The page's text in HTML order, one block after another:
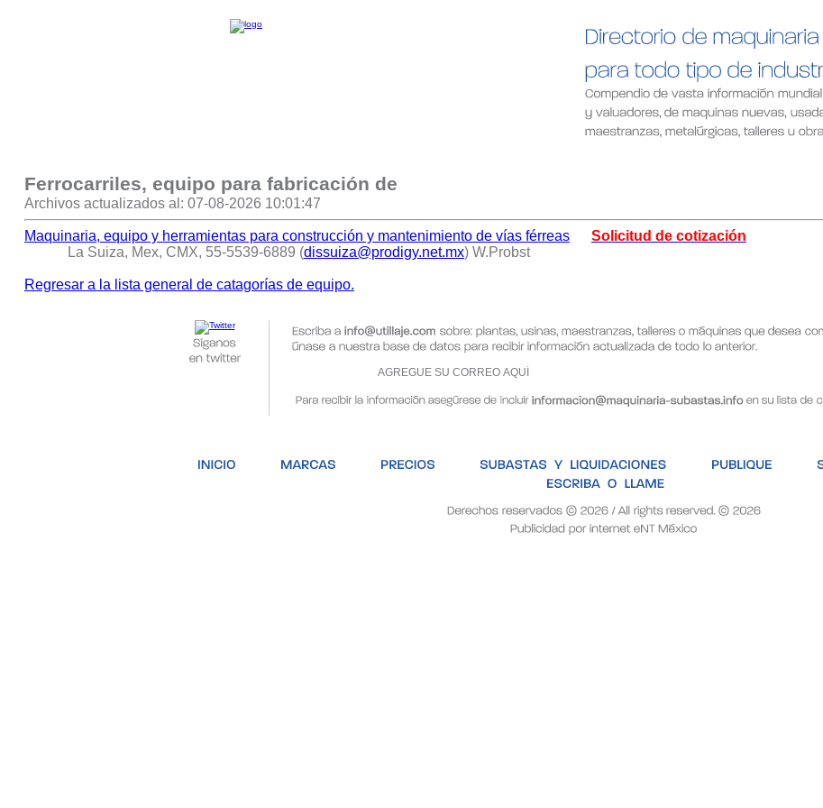
Ferrocarriles, equipo para fabricación de
Archivos actualizados al: 07-08-2026 10:01:47
Maquinaria, equipo y herramientas para construcción y mantenimiento de vías férreas
Solicitud de cotización
La Suiza, Mex, CMX, 55-5539-6889 (dissuiza@prodigy.net.mx) W.Probst
Regresar a la lista general de catagorías de equipo.